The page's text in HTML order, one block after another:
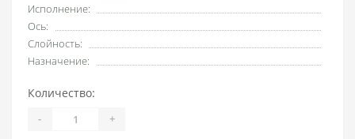
Исполнение:
Ось:
Слойность:
Назначение:
Количество:
- +